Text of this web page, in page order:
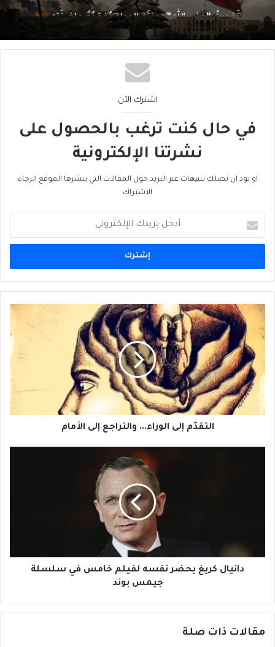
اللبنانية؟
اشترك الآن
في حال كنت ترغب بالحصول على
نشرتنا الإلكترونية
او تود ان تصلك تنبيهات عبر البريد حول المقالات التي ينشرها الموقع الرجاء
الاشتراك
بريدك
الإلكتروني
التقدّم
الوراء...
والتراجع
إلى
الأمام
التقدّم إلى الوراء... والتراجع إلى الأمام
جيمس
دانيال كريغ يحضر نفسه لفيلم خامس في سلسلة
جيمس بوند
مقالات ذات صلة